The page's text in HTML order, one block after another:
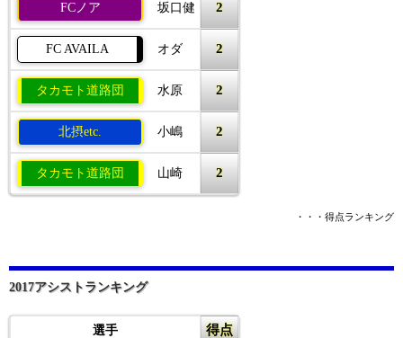
FCノア 坂口健 2
FC AVAILA オダ 2
タカモト道路団 水原 2
北摂etc. 小嶋 2
タカモト道路団 山崎 2
・・・得点ランキング
2017アシストランキング
選手 得点